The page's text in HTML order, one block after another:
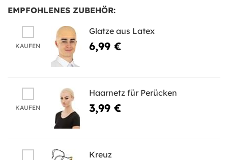
EMPFOHLENES ZUBEHÖR:
KAUFEN
Glatze aus Latex
6,99 €
KAUFEN
Haarnetz für Perücken
3,99 €
Kreuz